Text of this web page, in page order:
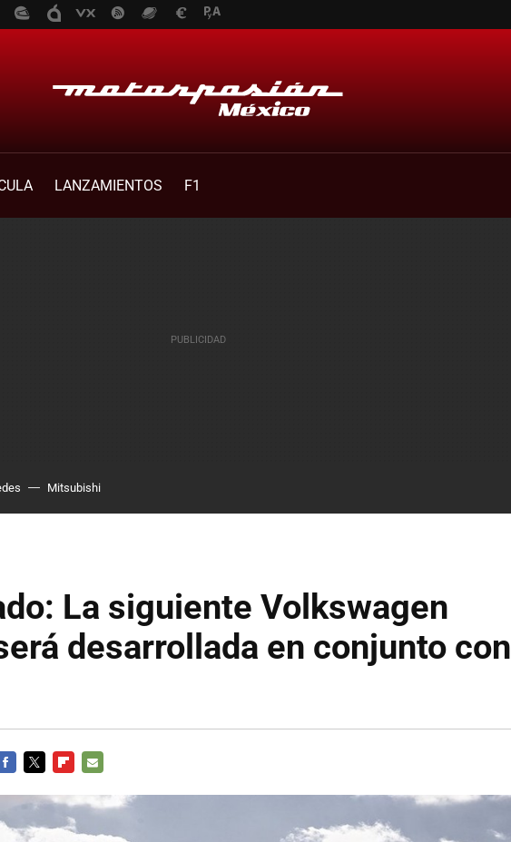
LANZAMIENTOS F1
Mitsubishi
La siguiente Volkswagen
desarrollada en conjunto con
MAIL